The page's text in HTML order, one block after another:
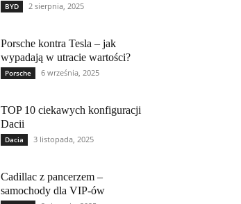
BYD 2 sierpnia, 2025
Porsche kontra Tesla – jak
wypadają w utracie wartości?
Porsche 6 września, 2025
TOP 10 ciekawych konfiguracji
Dacii
Dacia 3 listopada, 2025
Cadillac z pancerzem –
samochody dla VIP-ów